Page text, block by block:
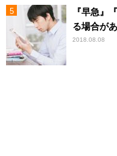
『早急』
る場合が
2018.08.08